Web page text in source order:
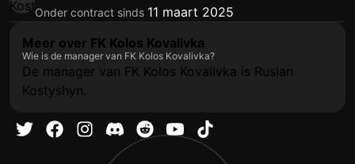
Onder contract sinds 11 maart 2025
Meer over FK Kolos Kovalivka
Wie is de manager van FK Kolos Kovalivka?
De manager van FK Kolos Kovalivka is Ruslan
Kostyshyn.